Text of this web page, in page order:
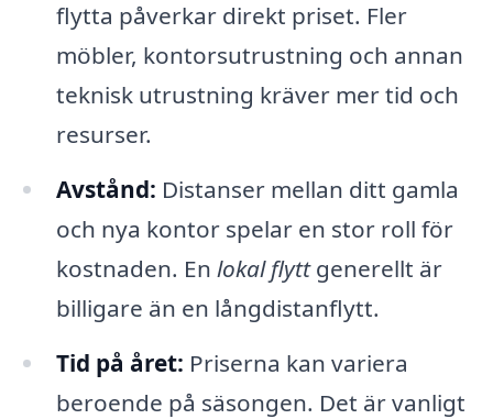
flytta påverkar direkt priset. Fler
möbler, kontorsutrustning och annan
teknisk utrustning kräver mer tid och
resurser.
Avstånd: Distanser mellan ditt gamla
och nya kontor spelar en stor roll för
kostnaden. En lokal flyttgenerellt är
billigare än en långdistanflytt.
Tid på året: Priserna kan variera
beroende på säsongen. Det är vanligt